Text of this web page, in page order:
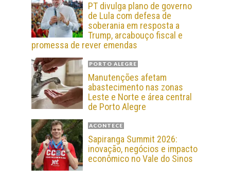
PT divulga plano de governo
de Lula com defesa de
soberania em resposta a
Trump, arcabouço fiscal e
promessa de rever emendas
PORTO ALEGRE
Manutenções afetam
abastecimento nas zonas
Leste e Norte e área central
de Porto Alegre
ACONTECE
Sapiranga Summit 2026:
inovação, negócios e impacto
econômico no Vale do Sinos